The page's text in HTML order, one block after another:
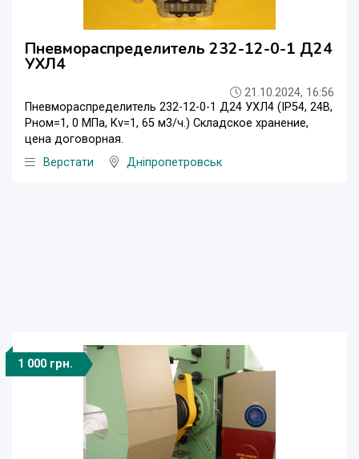
Пневмораспределитель 232-12-0-1 Д24
УХЛ4
21.10.2024, 16:56
Пневмораспределитель 232-12-0-1 Д24 УХЛ4 (IP54, 24В,
Рном=1, 0 МПа, Кv=1, 65 м3/ч.) Складское хранение,
цена договорная.
Верстати
Дніпропетровськ
1 000 грн.